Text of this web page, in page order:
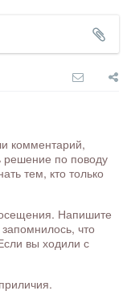
комментарий,
по поводу
тем, кто только
Напишите
что
вы ходили с